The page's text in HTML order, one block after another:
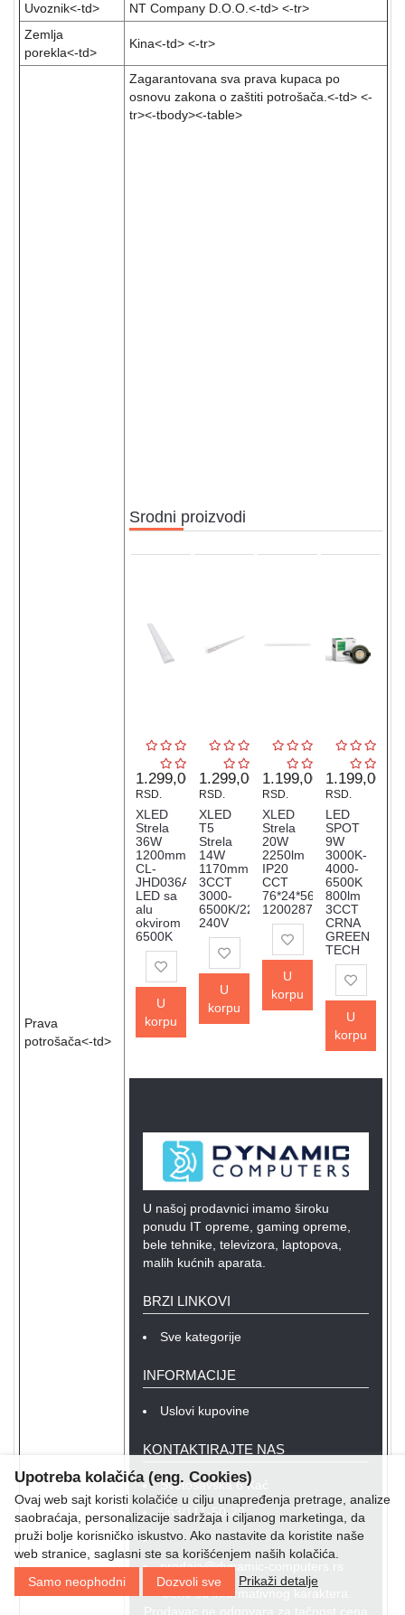
zdravlje
Uvoznik<-td>
NT Company D.O.O.<-td> <-tr>
Zemlja
porekla<-td>
Kina<-td> <-tr>
Prava
potrošača<-td>
Zagarantovana sva prava kupaca po
osnovu zakona o zaštiti potrošača.<-td> <-
tr><-tbody><-table>
Srodni proizvodi
1.299,00
RSD.
XLED
Strela
36W
1200mm
CL-
JHD036AAA
LED sa
alu
okvirom
6500K
U
korpu
1.299,00
RSD.
XLED
T5
Strela
14W
1170mm
3CCT
3000-
6500K/220-
240V
U
korpu
1.199,00
RSD.
XLED
Strela
20W
2250lm
IP20
CCT
76*24*566mm
12002879
U
korpu
1.199,00
RSD.
LED
SPOT
9W
3000K-
4000-
6500K
800lm
3CCT
CRNA
GREEN
TECH
U
korpu
U našoj prodavnici imamo široku
ponudu IT opreme, gaming opreme,
bele tehnike, televizora, laptopova,
malih kućnih aparata.
BRZI LINKOVI
Sve kategorije
INFORMACIJE
Uslovi kupovine
KONTAKTIRAJTE NAS
Svetosavska 6 Kać
063/111-50-29
prodaja@dynamic-computers.rs
Cene su informativnog karaktera.
Upotreba kolačića (eng. Cookies)
Ovaj web sajt koristi kolačiće u cilju unapređenja pretrage, analize
saobraćaja, personalizacije sadržaja i ciljanog marketinga, da
pruži bolje korisničko iskustvo. Ako nastavite da koristite naše
web stranice, saglasni ste sa korišćenjem naših kolačića.
Samo neophodni
Dozvoli sve Prikaži detalje